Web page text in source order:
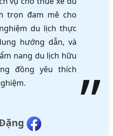
trọn đam mê cho
du lịch thực
hướng dẫn, và
nang du lịch hữu
đồng yêu thích